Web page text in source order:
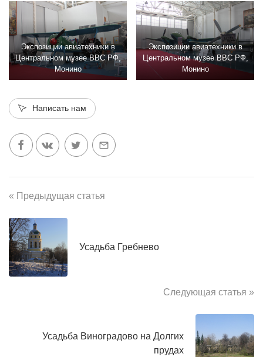
Экспозиции авиатехники в
Центральном музее ВВС РФ,
Монино
Экспозиции авиатехники в
Центральном музее ВВС РФ,
Монино
Написать нам
« Предыдущая статья
Усадьба Гребнево
Следующая статья »
Усадьба Виноградово на Долгих
прудах